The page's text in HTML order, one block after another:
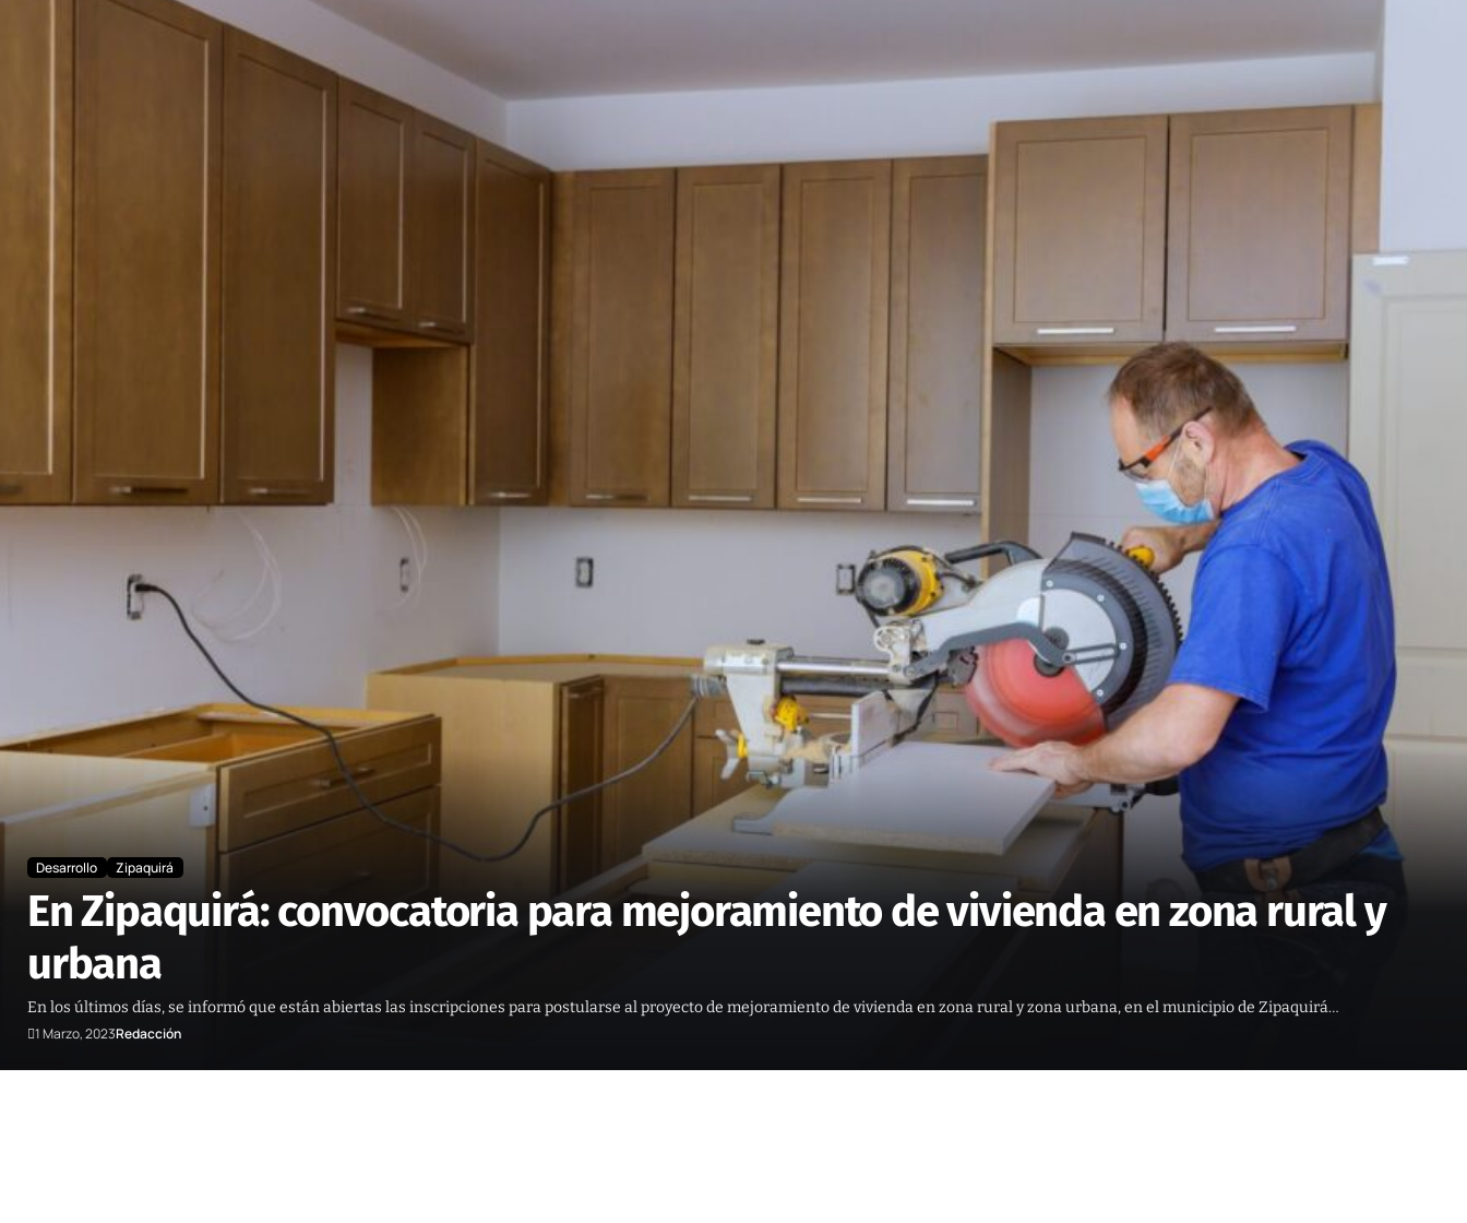
Desarrollo Zipaquirá
En Zipaquirá: convocatoria para mejoramiento de vivienda en zona rural y
urbana
En los últimos días, se informó que están abiertas las inscripciones para postularse al proyecto de mejoramiento de vivienda en zona rural y zona urbana, en el municipio de Zipaquirá…
1 Marzo, 2023Redacción